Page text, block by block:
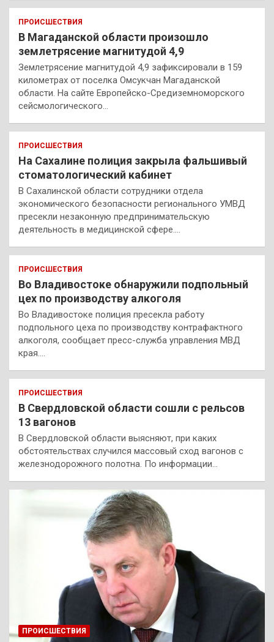
ПРОИСШЕСТВИЯ
В Магаданской области произошло
землетрясение магнитудой 4,9
Землетрясение магнитудой 4,9 зафиксировали в 159
километрах от поселка Омсукчан Магаданской
области. На сайте Европейско-Средиземноморского
сейсмологического…
ПРОИСШЕСТВИЯ
На Сахалине полиция закрыла фальшивый
стоматологический кабинет
В Сахалинской области сотрудники отдела
экономического безопасности регионального УМВД
пресекли незаконную предпринимательскую
деятельность в медицинской сфере.…
ПРОИСШЕСТВИЯ
Во Владивостоке обнаружили подпольный
цех по производству алкоголя
Во Владивостоке полиция пресекла работу
подпольного цеха по производству контрафактного
алкоголя, сообщает пресс-служба управления МВД
края.…
ПРОИСШЕСТВИЯ
В Свердловской области сошли с рельсов
13 вагонов
В Свердловской области выясняют, при каких
обстоятельствах случился массовый сход вагонов с
железнодорожного полотна. По информации…
ПРОИСШЕСТВИЯ